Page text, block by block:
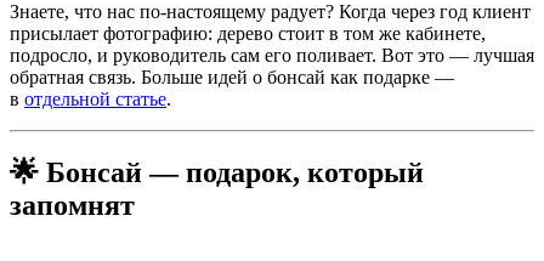
Знаете, что нас по-настоящему радует? Когда через год клиент
присылает фотографию: дерево стоит в том же кабинете,
подросло, и руководитель сам его поливает. Вот это — лучшая
обратная связь. Больше идей о бонсай как подарке —
в отдельной статье.
🌟 Бонсай — подарок, который
запомнят